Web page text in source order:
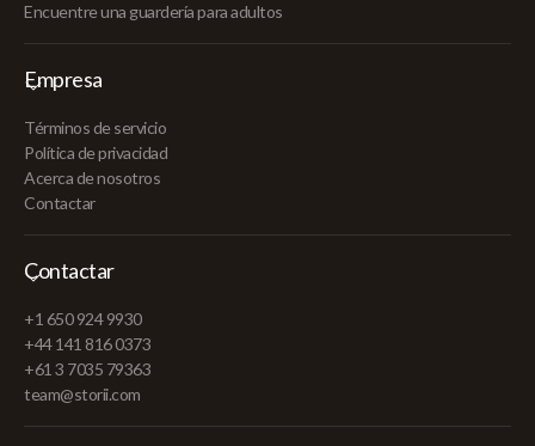
Encuentre una guardería para adultos
Empresa
Términos de servicio
Política de privacidad
Acerca de nosotros
Contactar
Contactar
+1 650 924 9930
+44 141 816 0373
+61 3 7035 79363
team@storii.com